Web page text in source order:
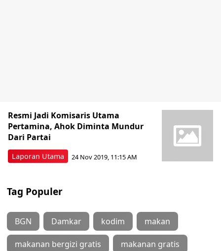
Laporan Utama
Resmi Jadi Komisaris Utama
Pertamina, Ahok Diminta Mundur
Dari Partai
24 Nov 2019, 11:15 AM
Tag Populer
BGN Damkar kodim makan
makanan bergizi gratis makanan gratis